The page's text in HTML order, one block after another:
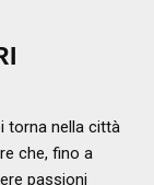
torna nella città
che, fino a
passioni